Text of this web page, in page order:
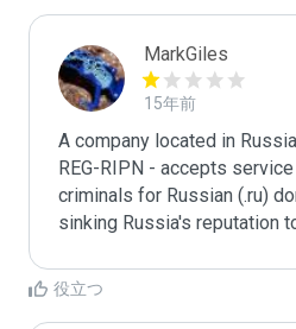
MarkGiles
15年前
A company located in
REG-RIPN - accepts
criminals for Russian (.ru)
sinking Russia's reputation
役立つ